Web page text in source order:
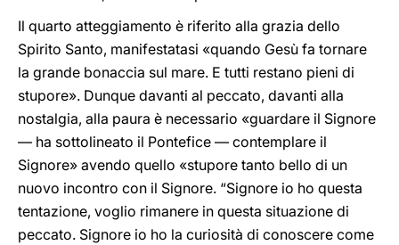
Il quarto atteggiamento è riferito alla grazia dello
Spirito Santo, manifestatasi «quando Gesù fa tornare
la grande bonaccia sul mare. E tutti restano pieni di
stupore». Dunque davanti al peccato, davanti alla
nostalgia, alla paura è necessario «guardare il Signore
— ha sottolineato il Pontefice — contemplare il
Signore» avendo quello «stupore tanto bello di un
nuovo incontro con il Signore. “Signore io ho questa
tentazione, voglio rimanere in questa situazione di
peccato. Signore io ho la curiosità di conoscere come